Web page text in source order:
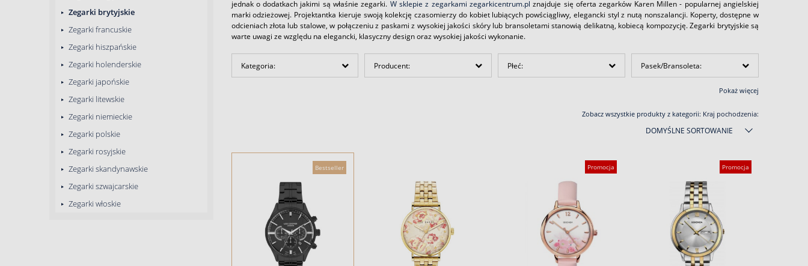
Zegarki brytyjskie
Zegarki francuskie
Zegarki hiszpańskie
Zegarki holenderskie
Zegarki japońskie
Zegarki litewskie
Zegarki niemieckie
Zegarki polskie
Zegarki rosyjskie
Zegarki skandynawskie
Zegarki szwajcarskie
Zegarki włoskie
jednak o dodatkach jakimi są właśnie zegarki. W sklepie z zegarkami zegarkicentrum.pl znajduje się oferta zegarków Karen Millen - popularnej angielskiej
marki odzieżowej. Projektantka kieruje swoją kolekcję czasomierzy do kobiet lubiących powściągliwy, elegancki styl z nutą nonszalancji. Koperty, dostępne w
odcieniach złota lub stalowe, w połączeniu z paskami z wysokiej jakości skóry lub bransoletami stanowią delikatną, kobiecą kompozycję. Zegarki brytyjskie są
warte uwagi ze względu na elegancki, klasyczny design oraz wysokiej jakości wykonanie.
Kategoria: Producent: Płeć: Pasek/Bransoleta:
Pokaż więcej
Zobacz wszystkie produkty z kategorii: Kraj pochodzenia:
DOMYŚLNE SORTOWANIE
Bestseller Promocja Promocja